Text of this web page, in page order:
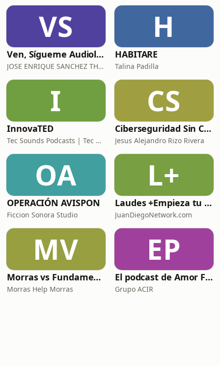
VS
Ven, Sígueme Audiolibro
JOSE ENRIQUE SANCHEZ THOMPSON
H
HABITARE
Talina Padilla
I
InnovaTED
Tec Sounds Podcasts | Tec de Monterrey
CS
Ciberseguridad Sin Censura
Jesus Alejandro Rizo Rivera
OA
OPERACIÓN AVISPON
Ficcion Sonora Studio
L+
Laudes +Empieza tu día en oración junto con toda la Iglesia+
JuanDiegoNetwork.com
MV
Morras vs Fundamentalismos
Morras Help Morras
EP
El podcast de Amor FM
Grupo ACIR